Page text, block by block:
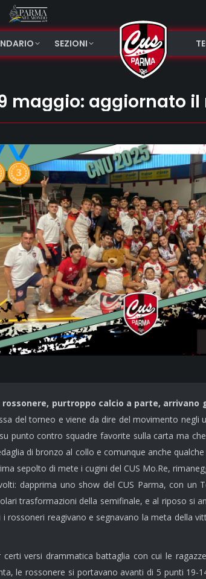
SEZIONI
maggio: aggiornato
rossonere, purtroppo calcio a parte, arrivano
del torneo e viene da dire del movimento
punto contro squadre favorite sulla carta ma
di bronzo al collo e comunque anche
sepolto di mete i cugini del CUS Mo.Re,
dapprima uno show del CUS Parma, con
trasformazioni della semifinale, e al riposo si
rossoneri reagivano e segnavano la meta della
versi drammatica battaglia con cui le
le rossonere si portavano avanti di 5 punti